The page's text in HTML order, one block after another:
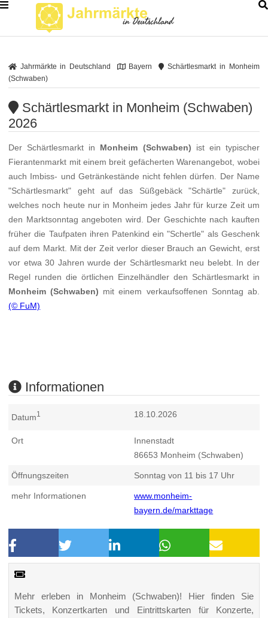
Jahrmärkte in Deutschland Bayern
Schärtlesmarkt in Monheim
(Schwaben)
Schärtlesmarkt in Monheim (Schwaben)
2026
Der Schärtlesmarkt in Monheim (Schwaben) ist ein typischer
Fierantenmarkt mit einem breit gefächerten Warenangebot, wobei
auch Imbiss- und Getränkestände nicht fehlen dürfen. Der Name
"Schärtlesmarkt" geht auf das Süßgebäck "Schärtle" zurück,
welches noch heute nur in Monheim jedes Jahr für kurze Zeit um
den Marktsonntag angeboten wird. Der Geschichte nach kauften
früher die Taufpaten ihren Patenkind ein "Schertle" als Geschenk
auf dem Markt. Mit der Zeit verlor dieser Brauch an Gewicht, erst
vor etwa 30 Jahren wurde der Schärtlesmarkt neu belebt. In der
Regel runden die örtlichen Einzelhändler den Schärtlesmarkt in
Monheim (Schwaben) mit einem verkaufsoffenen Sonntag ab.
(© FuM)
Informationen
Datum1 18.10.2026
Ort
Innenstadt
86653 Monheim (Schwaben)
Öffnungszeiten Sonntag von 11 bis 17 Uhr
mehr Informationen
www.monheim-
bayern.de/markttage
Mehr erleben in Monheim (Schwaben)! Hier finden Sie
Tickets, Konzertkarten und Eintrittskarten für Konzerte,